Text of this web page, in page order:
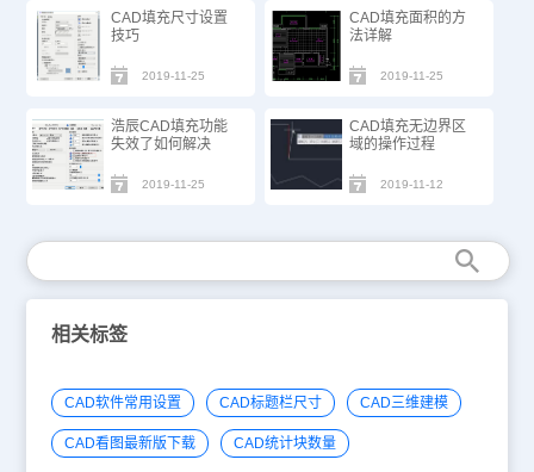
CAD填充尺寸设置
技巧
2019-11-25
CAD填充面积的方
法详解
2019-11-25
浩辰CAD填充功能
失效了如何解决
2019-11-25
CAD填充无边界区
域的操作过程
2019-11-12
相关标签
CAD软件常用设置 CAD标题栏尺寸 CAD三维建模
CAD看图最新版下载 CAD统计块数量